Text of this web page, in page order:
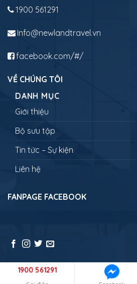
1900 561291
Info@newlandtravel.vn
facebook.com/#/
VỀ CHÚNG TÔI
DANH MỤC
Giới thiệu
Bộ sưu tập
Tin tức – Sự kiện
Liên hệ
FANPAGE FACEBOOK
1900 561291